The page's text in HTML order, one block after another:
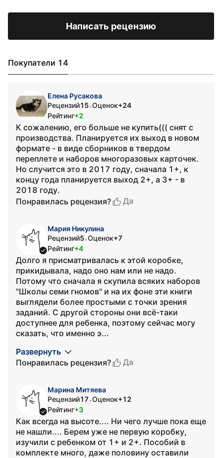
Написать рецензию
Покупатели 14
Елена Русакова
Рецензий15•Оценок+24
Рейтинг+2
К сожалению, его больше не купить((( снят с
производства. Планируется их выход в новом
формате - в виде сборников в твердом
переплете и наборов многоразовых карточек.
Но случится это в 2017 году, сначала 1+, к
концу года планируется выход 2+, а 3+ - в
2018 году.
Понравилась рецензия?
Да
Мария Никулина
Рецензий5•Оценок+7
Рейтинг+4
Долго я присматривалась к этой коробке,
прикидывала, надо оно нам или не надо.
Потому что сначала я скупила всяких наборов
"Школы семи гномов" и на их фоне эти книги
выглядели более простыми с точки зрения
заданий. С другой стороны они всё-таки
доступнее для ребенка, поэтому сейчас могу
сказать, что именно э...
Развернуть
Понравилась рецензия?
Да
Марина Митяева
Рецензий17•Оценок+12
Рейтинг+3
Как всегда на высоте.... Ни чего лучше пока еще
не нашли.... Берем уже не первую коробку,
изучили с ребенком от 1+ и 2+. Пособий в
комплекте много, даже половину оставили